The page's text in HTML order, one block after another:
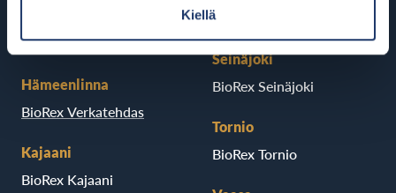
Kiellä
BioRex Sveitsi
Hämeenlinna
BioRex Verkatehdas
Kajaani
BioRex Kajaani
BioRex Rovaniemi
Seinäjoki
BioRex Seinäjoki
Tornio
BioRex Tornio